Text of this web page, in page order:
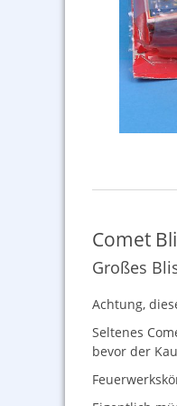
Comet
Großes
Achtung,
Seltenes
bevor der